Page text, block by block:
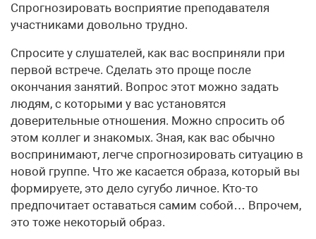
Спрогнозировать восприятие преподавателя
участниками довольно трудно.
Спросите у слушателей, как вас восприняли при
первой встрече. Сделать это проще после
окончания занятий. Вопрос этот можно задать
людям, с которыми у вас установятся
доверительные отношения. Можно спросить об
этом коллег и знакомых. Зная, как вас обычно
воспринимают, легче спрогнозировать ситуацию в
новой группе. Что же касается образа, который вы
формируете, это дело сугубо личное. Кто-то
предпочитает оставаться самим собой… Впрочем,
это тоже некоторый образ.